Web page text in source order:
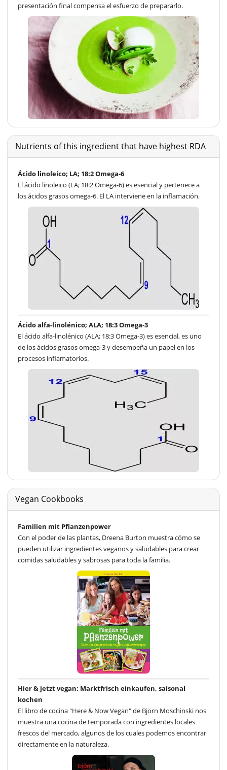
presentación final compensa el esfuerzo de prepararlo.
Nutrients of this ingredient that have highest RDA
Ácido linoleico; LA; 18:2 Omega-6
El ácido linoleico (LA; 18:2 Omega-6) es esencial y pertenece a
los ácidos grasos omega-6. El LA interviene en la inflamación.
Ácido alfa-linolénico; ALA; 18:3 Omega-3
El ácido alfa-linolénico (ALA; 18:3 Omega-3) es esencial, es uno
de los ácidos grasos omega-3 y desempeña un papel en los
procesos inflamatorios.
Vegan Cookbooks
Familien mit Pflanzenpower
Con el poder de las plantas, Dreena Burton muestra cómo se
pueden utilizar ingredientes veganos y saludables para crear
comidas saludables y sabrosas para toda la familia.
Hier & jetzt vegan: Marktfrisch einkaufen, saisonal
kochen
El libro de cocina "Here & Now Vegan" de Björn Moschinski nos
muestra una cocina de temporada con ingredientes locales
frescos del mercado, algunos de los cuales podemos encontrar
directamente en la naturaleza.